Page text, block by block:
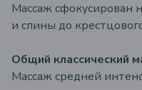
Массаж сфокусирован
и спины до
Общий классический
Массаж средней